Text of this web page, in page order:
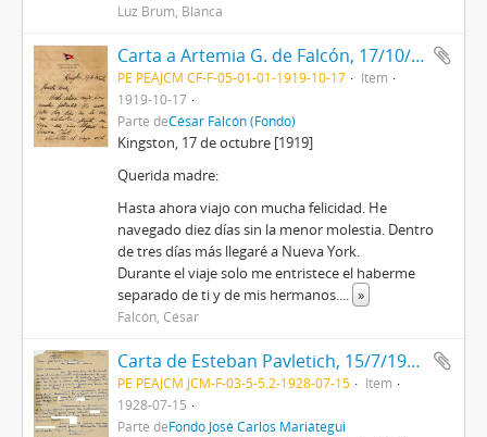
Luz Brum, Blanca
Carta a Artemia G. de Falcón, 17/10/1919
PE PEAJCM CF-F-05-01-01-1919-10-17
Item
1919-10-17
Parte deCésar Falcón (Fondo)
Kingston, 17 de octubre [1919]
Querida madre:
Hasta ahora viajo con mucha felicidad. He
navegado diez días sin la menor molestia. Dentro
de tres días más llegaré a Nueva York.
Durante el viaje solo me entristece el haberme
separado de ti y de mis hermanos.... »
Falcón, César
Carta de Esteban Pavletich, 15/7/1928
PE PEAJCM JCM-F-03-5-5.2-1928-07-15
Item
1928-07-15
Parte deFondo José Carlos Mariátegui